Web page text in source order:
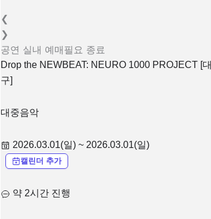
❮
❯
공연 실내 예매필요 종료
Drop the NEWBEAT: NEURO 1000 PROJECT [대
구]
대중음악
2026.03.01(일) ~ 2026.03.01(일)
캘린더 추가
약 2시간 진행